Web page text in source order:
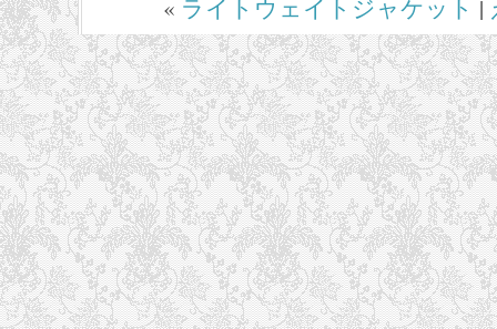
« ライトウェイトジャケット |